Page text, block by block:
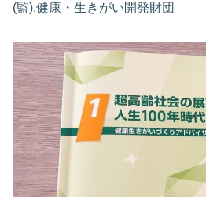
(監),健康・生きがい開発財団